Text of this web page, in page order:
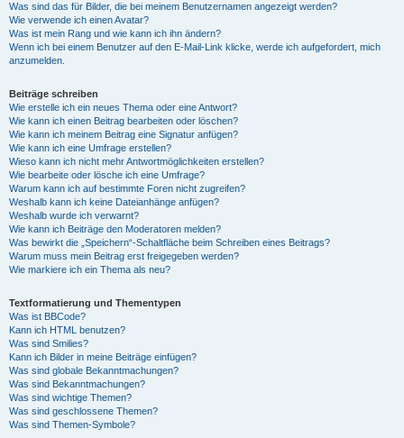
Was sind das für Bilder, die bei meinem Benutzernamen angezeigt werden?
Wie verwende ich einen Avatar?
Was ist mein Rang und wie kann ich ihn ändern?
Wenn ich bei einem Benutzer auf den E-Mail-Link klicke, werde ich aufgefordert, mich
anzumelden.
Beiträge schreiben
Wie erstelle ich ein neues Thema oder eine Antwort?
Wie kann ich einen Beitrag bearbeiten oder löschen?
Wie kann ich meinem Beitrag eine Signatur anfügen?
Wie kann ich eine Umfrage erstellen?
Wieso kann ich nicht mehr Antwortmöglichkeiten erstellen?
Wie bearbeite oder lösche ich eine Umfrage?
Warum kann ich auf bestimmte Foren nicht zugreifen?
Weshalb kann ich keine Dateianhänge anfügen?
Weshalb wurde ich verwarnt?
Wie kann ich Beiträge den Moderatoren melden?
Was bewirkt die „Speichern“-Schaltfläche beim Schreiben eines Beitrags?
Warum muss mein Beitrag erst freigegeben werden?
Wie markiere ich ein Thema als neu?
Textformatierung und Thementypen
Was ist BBCode?
Kann ich HTML benutzen?
Was sind Smilies?
Kann ich Bilder in meine Beiträge einfügen?
Was sind globale Bekanntmachungen?
Was sind Bekanntmachungen?
Was sind wichtige Themen?
Was sind geschlossene Themen?
Was sind Themen-Symbole?